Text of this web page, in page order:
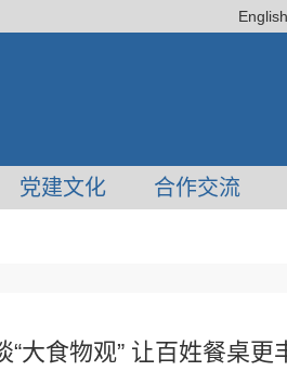
English
党建文化 合作交流
“大食物观” 让百姓餐桌更